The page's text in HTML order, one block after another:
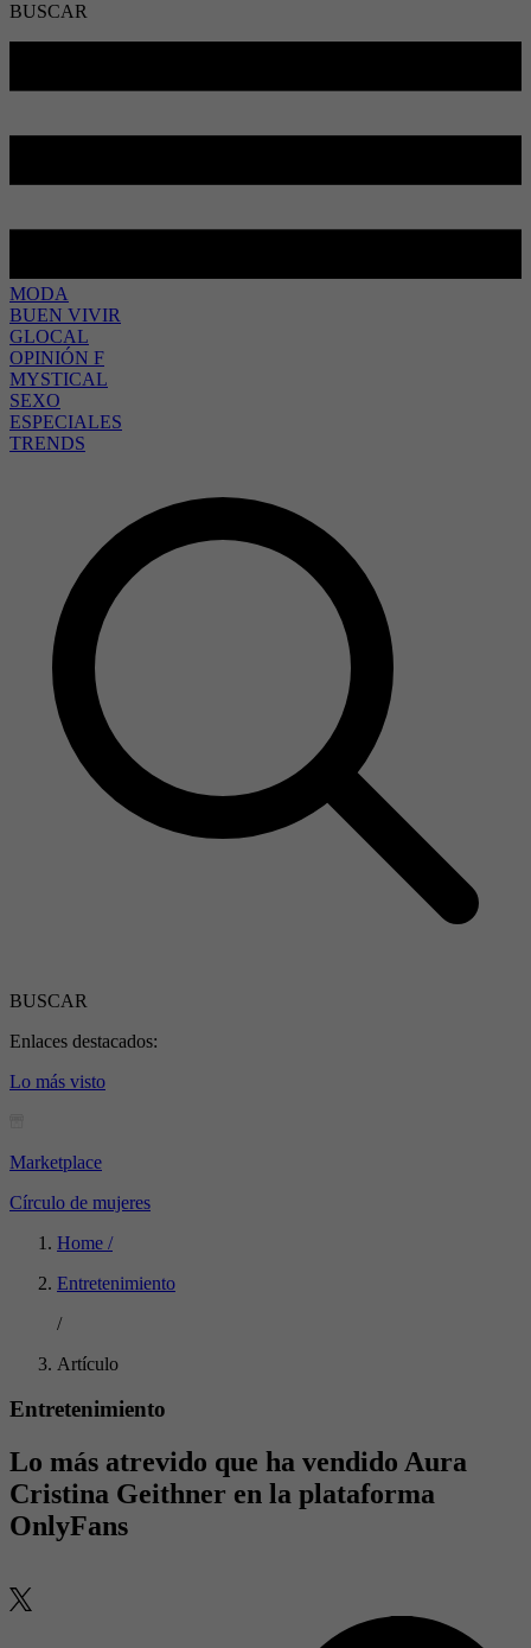
BUSCAR
MODA
BUEN VIVIR
GLOCAL
OPINIÓN F
MYSTICAL
SEXO
ESPECIALES
TRENDS
BUSCAR
Enlaces destacados:
Lo más visto
Marketplace
Círculo de mujeres
Home /
Entretenimiento
/
Artículo
Entretenimiento
Lo más atrevido que ha vendido Aura
Cristina Geithner en la plataforma
OnlyFans